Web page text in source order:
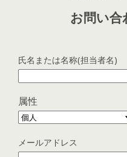
お問い合
氏名または名称(担当者名)
属性
メールアドレス